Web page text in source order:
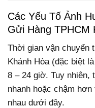
Các Yếu Tố Ảnh
Gửi Hàng TPHCM
Thời gian vận chuyển
Khánh Hòa (đặc biệt
8 – 24 giờ. Tuy nhiên,
nhanh hoặc chậm
nhau dưới đây.